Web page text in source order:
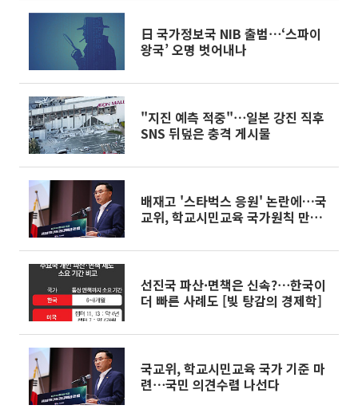
日 국가정보국 NIB 출범⋯‘스파이
왕국’ 오명 벗어내나
"지진 예측 적중"⋯일본 강진 직후
SNS 뒤덮은 충격 게시물
배재고 '스타벅스 응원' 논란에…국
교위, 학교시민교육 국가원칙 만든
선진국 파산·면책은 신속?⋯한국이
더 빠른 사례도 [빚 탕감의 경제학]
국교위, 학교시민교육 국가 기준 마
련⋯국민 의견수렴 나선다